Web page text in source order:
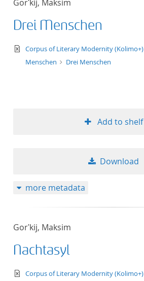
Gorʹkij, Maksim
Drei Menschen
text/xml
Corpus of Literary Modernity (Kolimo+)
Menschen
Drei Menschen
Add to shelf
Download
more metadata
Gorʹkij, Maksim
Nachtasyl
text/xml
Corpus of Literary Modernity (Kolimo+)